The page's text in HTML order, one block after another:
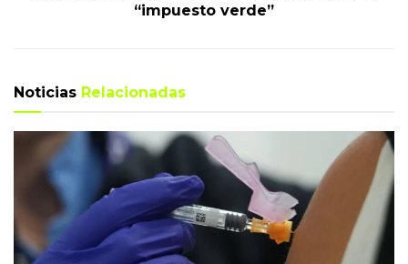
“impuesto verde”
Noticias Relacionadas